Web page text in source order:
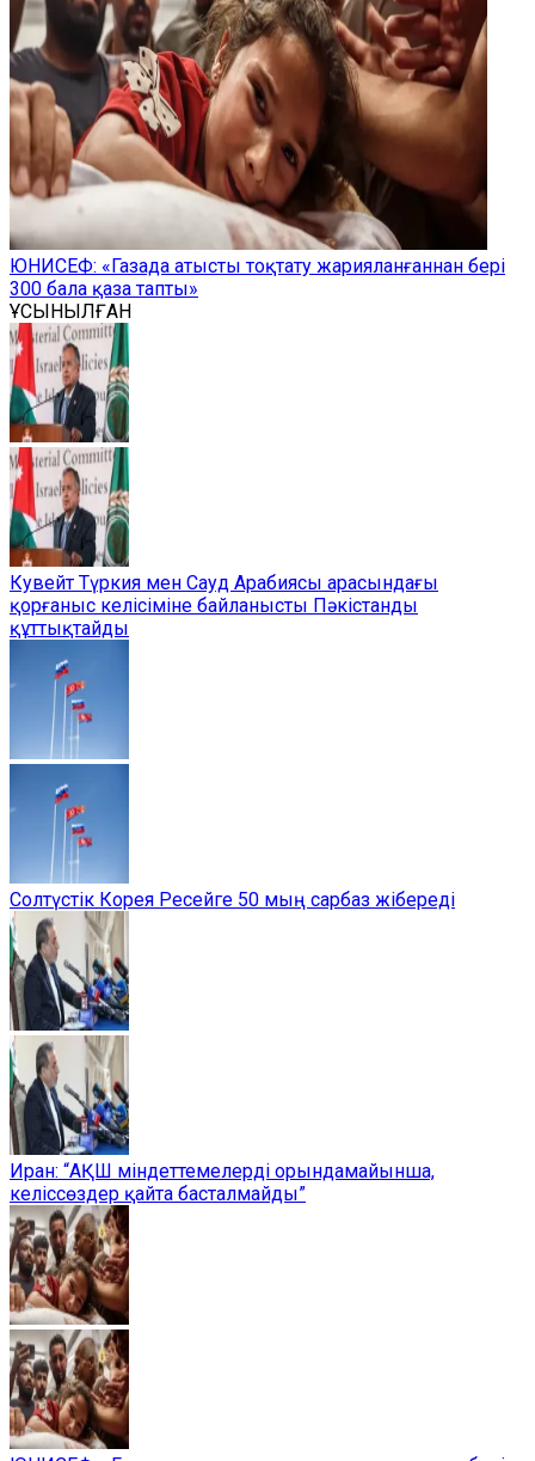
ЮНИСЕФ: «Газада атысты тоқтату жарияланғаннан бері
300 бала қаза тапты»
ҰСЫНЫЛҒАН
Кувейт Түркия мен Сауд Арабиясы арасындағы
қорғаныс келісіміне байланысты Пәкістанды
құттықтайды
Солтүстік Корея Ресейге 50 мың сарбаз жібереді
Иран: “АҚШ міндеттемелерді орындамайынша,
келіссөздер қайта басталмайды”